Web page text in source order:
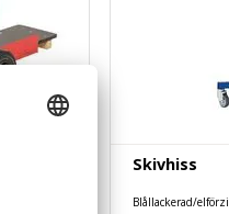
Skivhiss
Blållackerad/